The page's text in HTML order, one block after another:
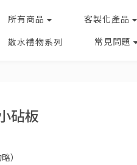
所有商品 客製化產品
散水禮物系列 常見問題
砧板
）